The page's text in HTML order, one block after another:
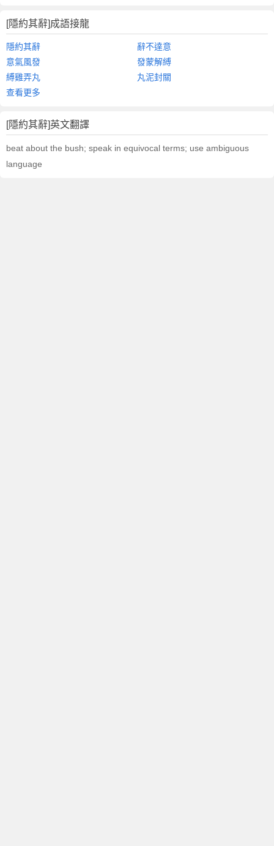
[隱約其辭]成語接龍
隱約其辭
辭不達意
意氣風發
發蒙解縛
縛雞弄丸
丸泥封關
查看更多
[隱約其辭]英文翻譯
beat about the bush; speak in equivocal terms; use ambiguous
language